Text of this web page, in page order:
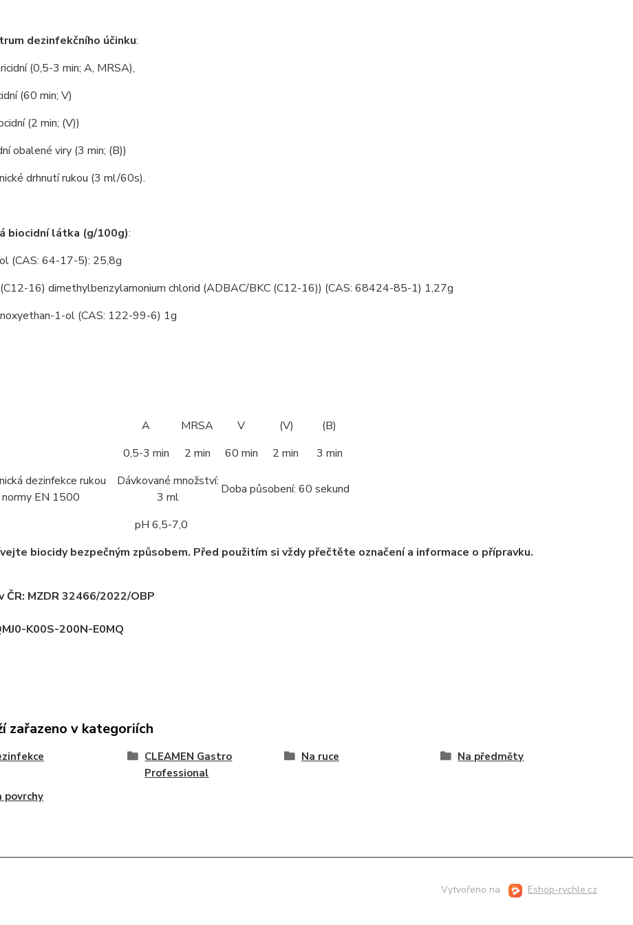
dezinfekčního účinku:
(0,5-3 min; A, MRSA),
(60 min; V)
(2 min; (V))
obalené viry (3 min; (B))
drhnutí rukou (3 ml/60s).
biocidní látka (g/100g):
(CAS: 64-17-5): 25,8g
16) dimethylbenzylamonium chlorid (ADBAC/BKC (C12-16)) (CAS: 68424-85-1) 1,27g
1-ol (CAS: 122-99-6) 1g
A MRSA V (V)
(B)
0,5-3 min
2 min 60 min 2 min
3 min
dezinfekce rukou
EN 1500
Dávkované množství:
3 ml
Doba působení: 60 sekund
pH 6,5-7,0
biocidy bezpečným způsobem. Před použitím si vždy přečtěte označení a informace o přípravku.
ČR: MZDR 32466/2022/OBP
K00S-200N-E0MQ
zařazeno v kategoriích
CLEAMEN Gastro
Professional
Na ruce Na předměty
povrchy
Vytvořeno na Eshop-rychle.cz